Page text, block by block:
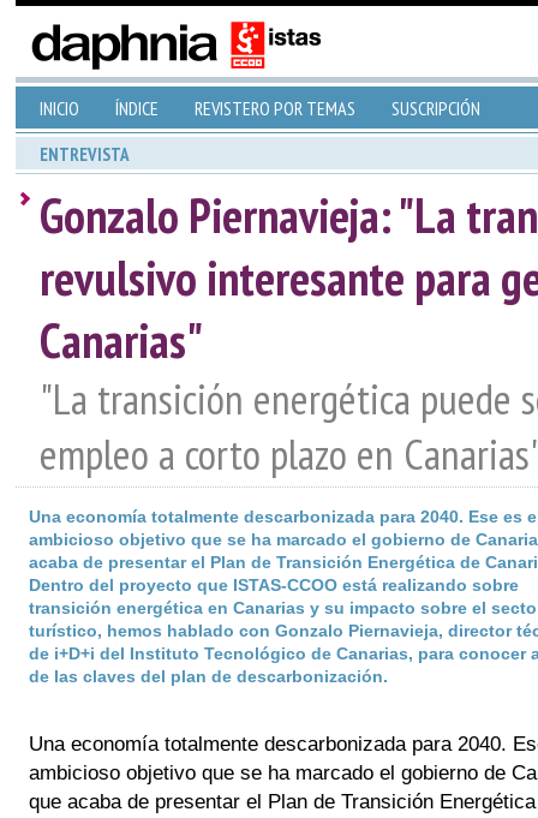
INICIO ÍNDICE REVISTERO POR TEMAS SUSCRIPCIÓN
ENTREVISTA
Gonzalo Piernavieja: "La
revulsivo interesante para
Canarias"
"La transición energética puede
empleo a corto plazo en
Una economía totalmente descarbonizada para 2040. Ese es
ambicioso objetivo que se ha marcado el gobierno de
acaba de presentar el Plan de Transición Energética de
Dentro del proyecto que ISTAS-CCOO está realizando sobre
transición energética en Canarias y su impacto sobre el
turístico, hemos hablado con Gonzalo Piernavieja, director
de i+D+i del Instituto Tecnológico de Canarias, para conocer
de las claves del plan de descarbonización.
Una economía totalmente descarbonizada para 2040.
ambicioso objetivo que se ha marcado el gobierno de
que acaba de presentar el Plan de Transición